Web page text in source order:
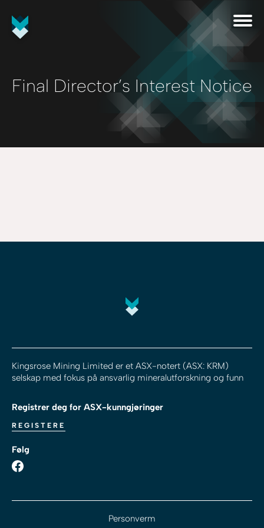
Final Director’s Interest Notice
Kingsrose Mining Limited er et ASX-notert (ASX: KRM)
selskap med fokus på ansvarlig mineralutforskning og funn
Registrer deg for ASX-kunngjøringer
REGISTERE
Følg
Personverm